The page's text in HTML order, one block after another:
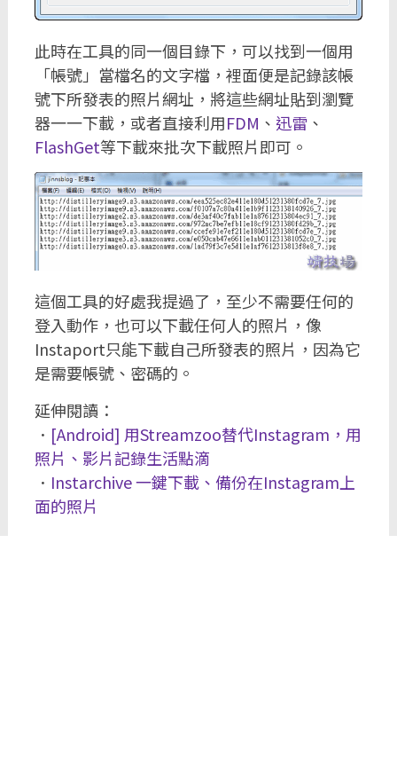
此時在工具的同一個目錄下，可以找到一個用
「帳號」當檔名的文字檔，裡面便是記錄該帳
號下所發表的照片網址，將這些網址貼到瀏覽
器一一下載，或者直接利用FDM 、 迅雷、
FlashGet等下載來批次下載照片即可。
這個工具的好處我提過了，至少不需要任何的
登入動作，也可以下載任何人的照片，像
Instaport只能下載自己所發表的照片，因為它
是需要帳號、密碼的。
延伸閱讀：
． [Android] 用Streamzoo替代Instagram，用
照片、影片記錄生活點滴
． Instarchive 一鍵下載、備份在Instagram上
面的照片